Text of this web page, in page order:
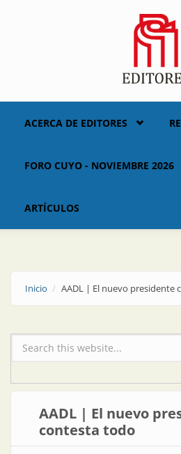
ACERCA DE EDITORES
FORO CUYO - NOVIEMBRE 2026
ARTÍCULOS
Inicio AADL | El nuevo presidente
Formulario de búsqueda
AADL | El nuevo
contesta todo